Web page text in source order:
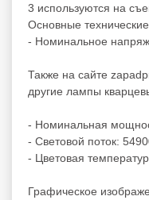
3 используются на
Основные
- Номинальное
Также на сайте
другие лампы
- Номинальная
- Световой поток:
- Цветовая
Графическое